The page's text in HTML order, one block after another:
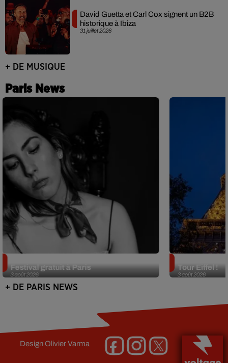
31 juillet 2026
David Guetta et Carl Cox signent un B2B
historique à Ibiza
+ DE MUSIQUE
Paris News
3 août 2026
Festival gratuit à Paris
3 août 2026
Tour Eiffel !
+ DE PARIS NEWS
DesignOlivier Varma